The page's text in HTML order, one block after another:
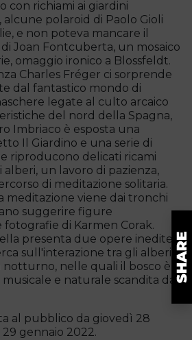
con richiami ai giardini
alcune polaroid di Paolo Gioli
e non poteva mancare il
Joan Fontcuberta, un mosaico
omaggio ironico a Blossfeldt.
Charles Fréger ci sorprende
dal fantastico mondo di
legate al culto arcaico
del nord della Spagna,
Imbriaco è esposta una
Il Giardino e una serie di
riproducono delicati ricami
un lavoro di pazienza,
di meditazione solitaria.
meditazione viene dai tronchi
suggerire figure
di Karmen Corak.
presenta due opere inedite,
sull'interazione tra gli alberi e
notturno, nelle quali il bosco è
e naturale scandita da
al pubblico da giovedì 28
gennaio 2022.